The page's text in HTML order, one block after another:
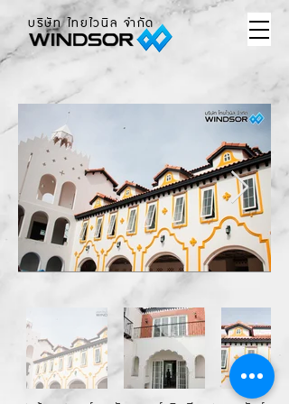
บริษัท ไทยไวนิล จำกัด